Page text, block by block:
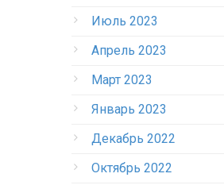
Июль 2023
Апрель 2023
Март 2023
Январь 2023
Декабрь 2022
Октябрь 2022